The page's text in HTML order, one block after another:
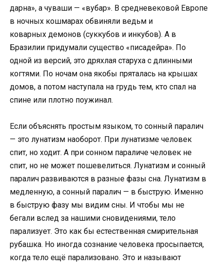
дарна», а чуваши — «вубар». В средневековой Европе
в ночных кошмарах обвиняли ведьм и
коварных демонов (суккубов и инкубов). А в
Бразилии придумали существо «писадейра». По
одной из версий, это дряхлая старуха с длинными
когтями. По ночам она якобы пряталась на крышах
домов, а потом наступала на грудь тем, кто спал на
спине или плотно поужинал.
Если объяснять простым языком, то сонный паралич
— это лунатизм наоборот. При лунатизме человек
спит, но ходит. А при сонном параличе человек не
спит, но не может пошевелиться. Лунатизм и сонный
паралич развиваются в разные фазы сна. Лунатизм в
медленную, а сонный паралич — в быструю. Именно
в быструю фазу мы видим сны. И чтобы мы не
бегали вслед за нашими сновидениями, тело
парализует. Это как бы естественная смирительная
рубашка. Но иногда сознание человека просыпается,
когда тело ещё парализовано. Это и называют